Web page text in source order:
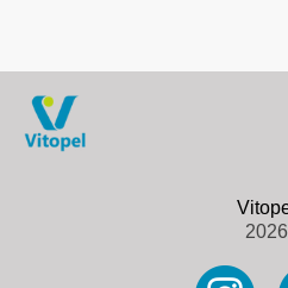
2026